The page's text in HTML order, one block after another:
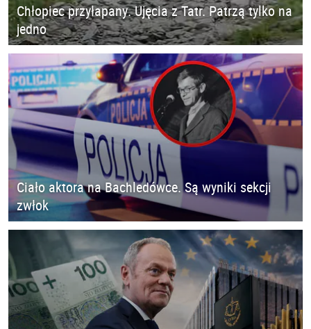
Chłopiec przyłapany. Ujęcia z Tatr. Patrzą tylko na
jedno
Ciało aktora na Bachledówce. Są wyniki sekcji
zwłok